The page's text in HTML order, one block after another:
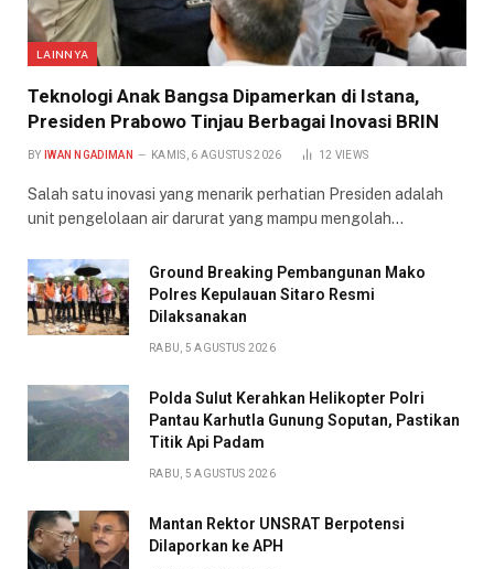
LAINNYA
Teknologi Anak Bangsa Dipamerkan di Istana,
Presiden Prabowo Tinjau Berbagai Inovasi BRIN
BY IWAN NGADIMAN KAMIS, 6 AGUSTUS 2026 12 VIEWS
Salah satu inovasi yang menarik perhatian Presiden adalah
unit pengelolaan air darurat yang mampu mengolah…
Ground Breaking Pembangunan Mako
Polres Kepulauan Sitaro Resmi
Dilaksanakan
RABU, 5 AGUSTUS 2026
Polda Sulut Kerahkan Helikopter Polri
Pantau Karhutla Gunung Soputan, Pastikan
Titik Api Padam
RABU, 5 AGUSTUS 2026
Mantan Rektor UNSRAT Berpotensi
Dilaporkan ke APH